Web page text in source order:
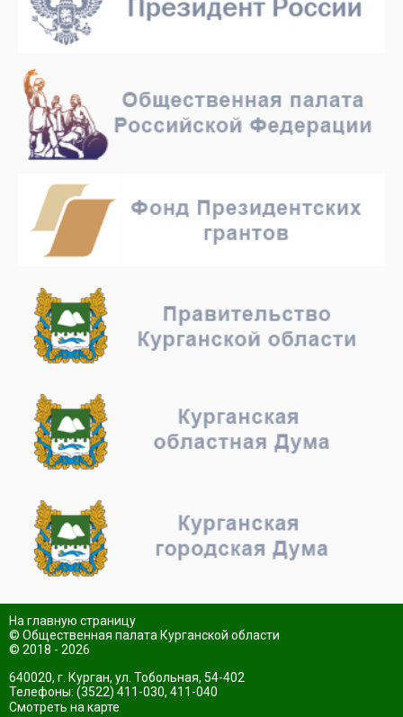
На главную страницу
© Общественная палата Курганской области
© 2018 - 2026
640020, г. Курган, ул. Тобольная, 54-402
Телефоны: (3522) 411-030, 411-040
Смотреть на карте